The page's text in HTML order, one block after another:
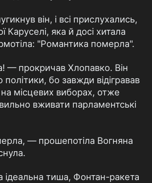
він, і всі прислухались,
Каруселі, яка й досі хитала
"Романтика померла".
— прокричав Хлопавко. Він
бо завжди відігравав
місцевих виборах, отже
вживати парламентські
— прошепотіла Вогняна
тиша, Фонтан-ракета